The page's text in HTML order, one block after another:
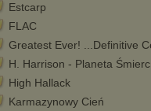
nie
Estcarp
FLAC
Greatest Ever! ...Definitive
H. Harrison - Planeta Śmierci
High Hallack
Karmazynowy Cień